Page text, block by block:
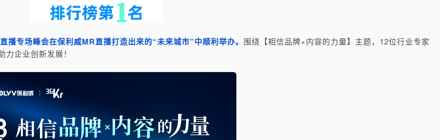
专场峰会在保利威MR直播打造出来的“未来城市”中顺利举办。 围绕【相信品牌×内容的力量】主题，12位行业专家
企业创新发展！